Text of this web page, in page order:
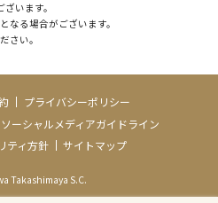
います。
なる場合がございます。
さい。
プライバシーポリシー
ソーシャルメディアガイドライン
ティ方針
サイトマップ
Takashimaya S.C.